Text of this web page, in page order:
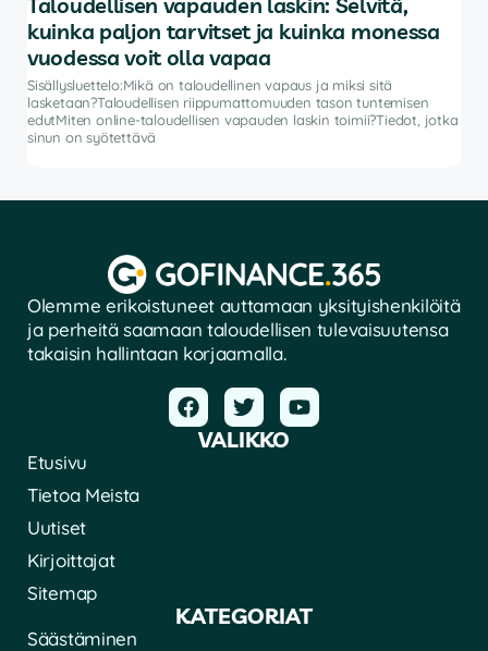
kuinka paljon tarvitset ja kuinka monessa
vuodessa voit olla vapaa
Sisällysluettelo:Mikä on taloudellinen vapaus ja miksi sitä
lasketaan?Taloudellisen riippumattomuuden tason tuntemisen
edutMiten online-taloudellisen vapauden laskin toimii?Tiedot, jotka
sinun on syötettävä
Olemme erikoistuneet auttamaan yksityishenkilöitä
ja perheitä saamaan taloudellisen tulevaisuutensa
takaisin hallintaan korjaamalla.
VALIKKO
Etusivu
Tietoa Meista
Uutiset
Kirjoittajat
Sitemap
KATEGORIAT
Säästäminen